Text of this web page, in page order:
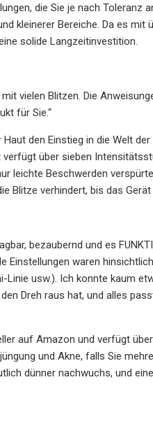
die Sie je nach
kleinerer Bereiche. Da es
solide Langzeitinvestition.
vielen Blitzen. Die
für Sie.“
den Einstieg in die Welt
über sieben
leichte Beschwerden
Blitze verhindert, bis das
bezaubernd und es
waren
Linie usw.). Ich konnte kaum
Dreh raus hat, und alles
auf Amazon und verfügt
und Akne, falls Sie
dünner nachwuchs, und